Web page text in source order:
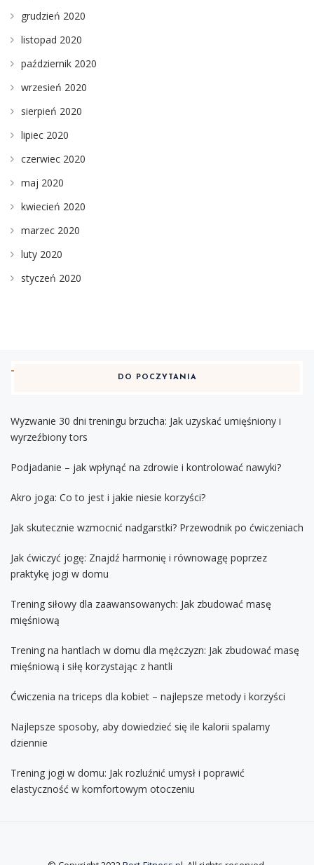
grudzień 2020
listopad 2020
październik 2020
wrzesień 2020
sierpień 2020
lipiec 2020
czerwiec 2020
maj 2020
kwiecień 2020
marzec 2020
luty 2020
styczeń 2020
DO POCZYTANIA
Wyzwanie 30 dni treningu brzucha: Jak uzyskać umięśniony i
wyrzeźbiony tors
Podjadanie – jak wpłynąć na zdrowie i kontrolować nawyki?
Akro joga: Co to jest i jakie niesie korzyści?
Jak skutecznie wzmocnić nadgarstki? Przewodnik po ćwiczeniach
Jak ćwiczyć jogę: Znajdź harmonię i równowagę poprzez
praktykę jogi w domu
Trening siłowy dla zaawansowanych: Jak zbudować masę
mięśniową
Trening na hantlach w domu dla mężczyzn: Jak zbudować masę
mięśniową i siłę korzystając z hantli
Ćwiczenia na triceps dla kobiet – najlepsze metody i korzyści
Najlepsze sposoby, aby dowiedzieć się ile kalorii spalamy
dziennie
Trening jogi w domu: Jak rozluźnić umysł i poprawić
elastyczność w komfortowym otoczeniu